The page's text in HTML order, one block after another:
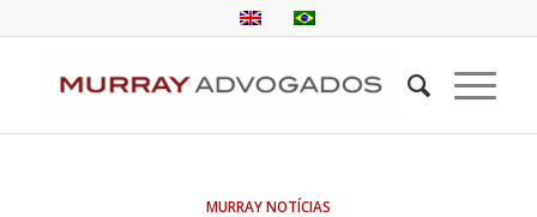
MURRAY NOTÍCIAS